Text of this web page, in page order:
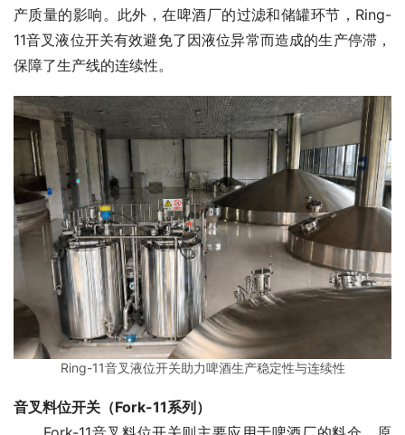
产质量的影响。此外，在啤酒厂的过滤和储罐环节，Ring-
11音叉液位开关有效避免了因液位异常而造成的生产停滞，
保障了生产线的连续性。
Ring-11音叉液位开关助力啤酒生产稳定性与连续性
音叉料位开关（Fork-11系列）